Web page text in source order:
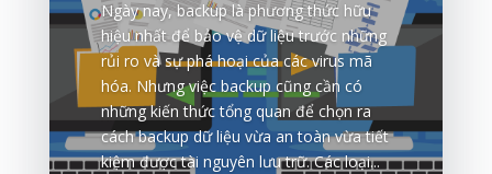
Ngày nay, backup là phương thức hữu
hiệu nhất để bảo vệ dữ liệu trước những
rủi ro và sự phá hoại của các virus mã
hóa. Nhưng việc backup cũng cần có
những kiến thức tổng quan để chọn ra
cách backup dữ liệu vừa an toàn vừa tiết
kiệm được tài nguyên lưu trữ. Các loại...